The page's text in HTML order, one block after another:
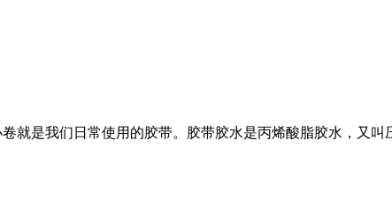
是我们日常使用的胶带。胶带胶水是丙烯酸脂胶水，又叫